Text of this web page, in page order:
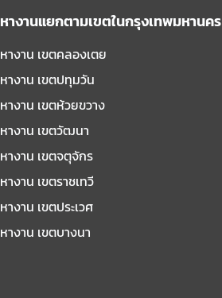
หางานแยกตามเขตในกรุงเทพมหานคร
หางาน เขตคลองเตย
หางาน เขตปทุมวัน
หางาน เขตห้วยขวาง
หางาน เขตวัฒนา
หางาน เขตจตุจักร
หางาน เขตราชเทวี
หางาน เขตประเวศ
หางาน เขตบางนา